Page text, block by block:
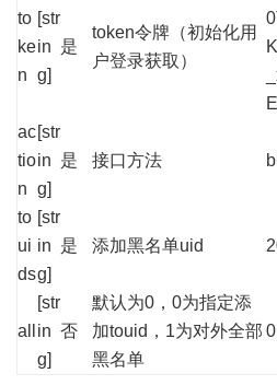
to
ke
n
[str
in
g]
是
token令牌（初始化用
户登录获取）
ac
tio
n
[str
in
g]
是 接口方法
to
ui
ds
[str
in
g]
是 添加黑名单uid
all
[str
in
g]
否
默认为0，0为指定添
加touid，1为对外全部
黑名单
0